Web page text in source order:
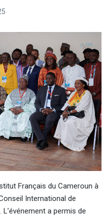
Français du Cameroun à
International de
a permis de